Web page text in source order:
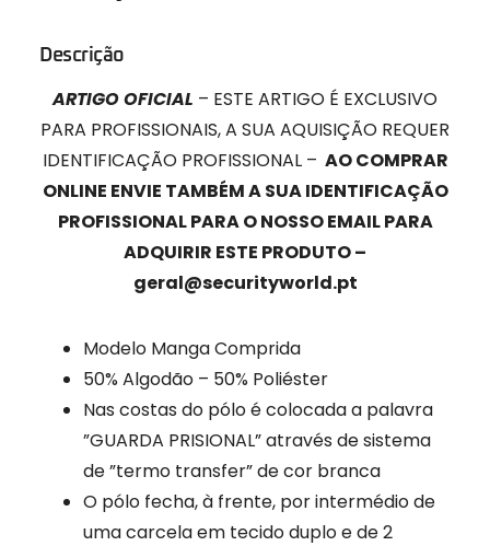
Descrição
ARTIGO OFICIAL – ESTE ARTIGO É EXCLUSIVO
PARA PROFISSIONAIS, A SUA AQUISIÇÃO REQUER
IDENTIFICAÇÃO PROFISSIONAL – AO COMPRAR
ONLINE ENVIE TAMBÉM A SUA IDENTIFICAÇÃO
PROFISSIONAL PARA O NOSSO EMAIL PARA
ADQUIRIR ESTE PRODUTO –
geral@securityworld.pt
Modelo Manga Comprida
50% Algodão – 50% Poliéster
Nas costas do pólo é colocada a palavra
”GUARDA PRISIONAL” através de sistema
de ”termo transfer” de cor branca
O pólo fecha, à frente, por intermédio de
uma carcela em tecido duplo e de 2